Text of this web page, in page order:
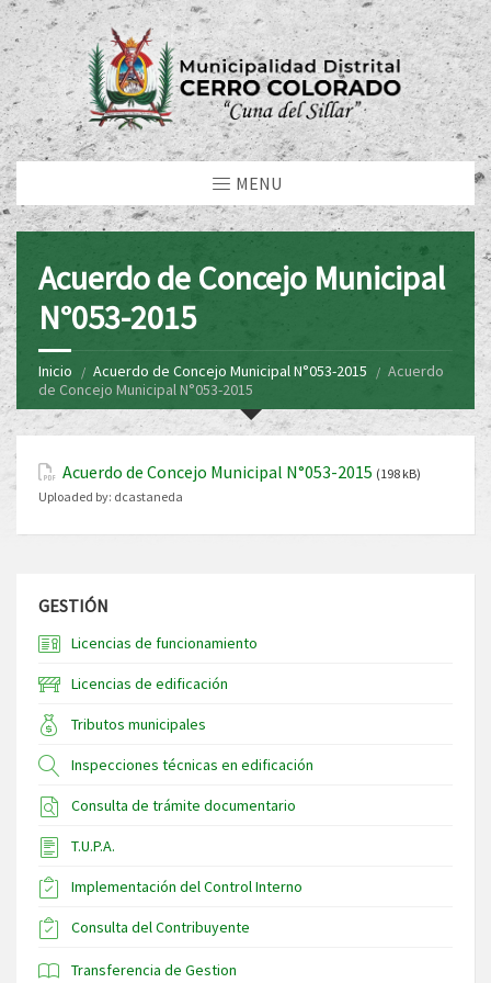
MENU
Acuerdo de Concejo Municipal
N°053-2015
Inicio Acuerdo de Concejo Municipal N°053-2015
Acuerdo
de Concejo Municipal N°053-2015
Acuerdo de Concejo Municipal N°053-2015 (198 kB)
Uploaded by: dcastaneda
GESTIÓN
Licencias de funcionamiento
Licencias de edificación
Tributos municipales
Inspecciones técnicas en edificación
Consulta de trámite documentario
T.U.P.A.
Implementación del Control Interno
Consulta del Contribuyente
Transferencia de Gestion